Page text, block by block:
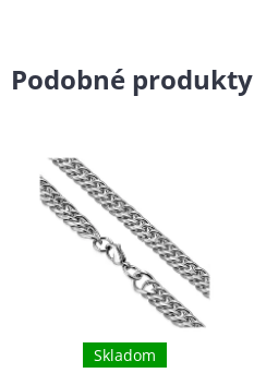
Podobné produkty
Skladom